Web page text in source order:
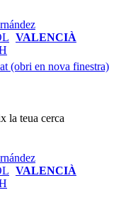
VALENCIÀ
(obri en nova finestra)
la teua cerca
VALENCIÀ